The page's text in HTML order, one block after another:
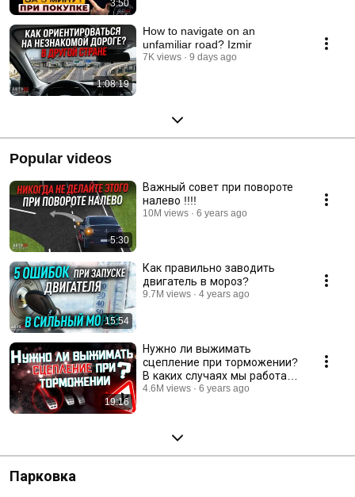
3:50
1:08:19
How to navigate on an
unfamiliar road? Izmir
7K views 9 days ago
Popular videos
5:30
Важный совет при повороте
налево !!!!
10M views 6 years ago
15:54
Как правильно заводить
двигатель в мороз?
9.7M views 4 years ago
19:16
Нужно ли выжимать
сцепление при торможении?
В каких случаях мы работаем
сцеплением?
4.6M views 6 years ago
Парковка